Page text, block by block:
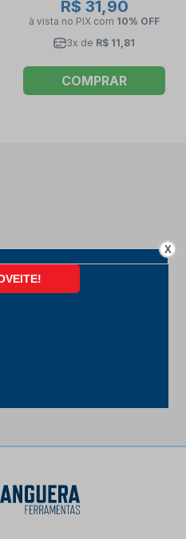
R$ 31,90
à vista no PIX com 10% OFF
3x de R$ 11,81
COMPRAR
X